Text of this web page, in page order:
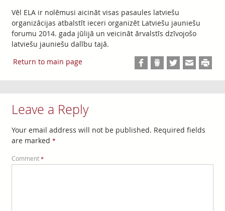
Vēl ELA ir nolēmusi aicināt visas pasaules latviešu
organizācijas atbalstīt ieceri organizēt Latviešu jauniešu
forumu 2014. gada jūlijā un veicināt ārvalstīs dzīvojošo
latviešu jauniešu dalību tajā.
Return to main page
Leave a Reply
Your email address will not be published. Required fields
are marked *
Comment *